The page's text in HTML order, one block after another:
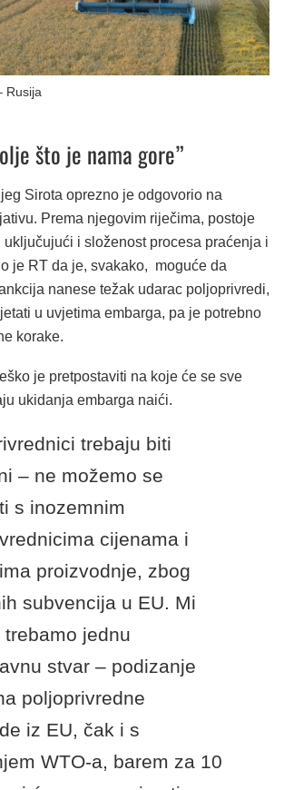
Rusija
što je nama gore”
Sirota oprezno je odgovorio na
Prema njegovim riječima, postoje
uključujući i složenost procesa praćenja i
je RT da je, svakako, moguće da
nanese težak udarac poljoprivredi,
u uvjetima embarga, pa je potrebno
korake.
je pretpostaviti na koje će se sve
ukidanja embarga naići.
trebaju biti
– ne možemo se
s inozemnim
cijenama i
proizvodnje, zbog
subvencija u EU. Mi
jednu
stvar – podizanje
poljoprivredne
iz EU, čak i s
WTO-a, barem za 10